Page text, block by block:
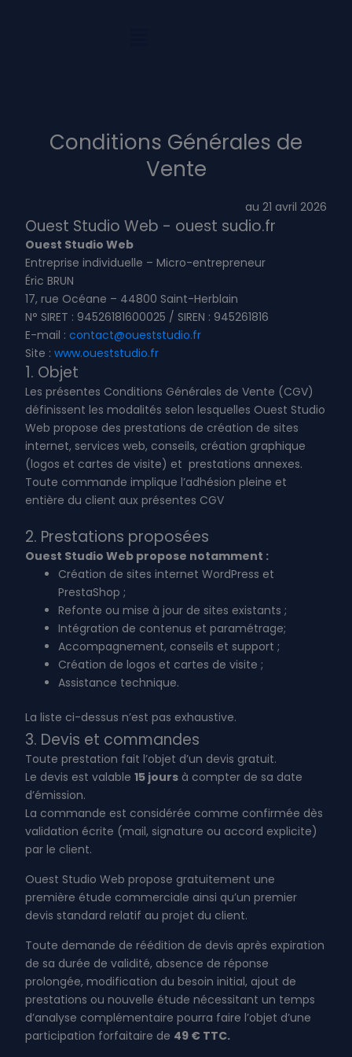
Conditions Générales de
Vente
au 21 avril 2026
Ouest Studio Web - ouest sudio.fr
Ouest Studio Web
Entreprise individuelle – Micro-entrepreneur
Éric BRUN
17, rue Océane – 44800 Saint-Herblain
N° SIRET : 94526181600025 / SIREN : 945261816
E-mail : contact@oueststudio.fr
Site : www.oueststudio.fr
1. Objet
Les présentes Conditions Générales de Vente (CGV)
définissent les modalités selon lesquelles Ouest Studio
Web propose des prestations de création de sites
internet, services web, conseils, création graphique
(logos et cartes de visite) et prestations annexes.
Toute commande implique l’adhésion pleine et
entière du client aux présentes CGV
2. Prestations proposées
Ouest Studio Web propose notamment :
Création de sites internet WordPress et
PrestaShop ;
Refonte ou mise à jour de sites existants ;
Intégration de contenus et paramétrage;
Accompagnement, conseils et support ;
Création de logos et cartes de visite ;
Assistance technique.
La liste ci-dessus n’est pas exhaustive.
3. Devis et commandes
Toute prestation fait l’objet d’un devis gratuit.
Le devis est valable 15 jours à compter de sa date
d’émission.
La commande est considérée comme confirmée dès
validation écrite (mail, signature ou accord explicite)
par le client.
Ouest Studio Web propose gratuitement une
première étude commerciale ainsi qu’un premier
devis standard relatif au projet du client.
Toute demande de réédition de devis après expiration
de sa durée de validité, absence de réponse
prolongée, modification du besoin initial, ajout de
prestations ou nouvelle étude nécessitant un temps
d’analyse complémentaire pourra faire l’objet d’une
participation forfaitaire de 49 € TTC.